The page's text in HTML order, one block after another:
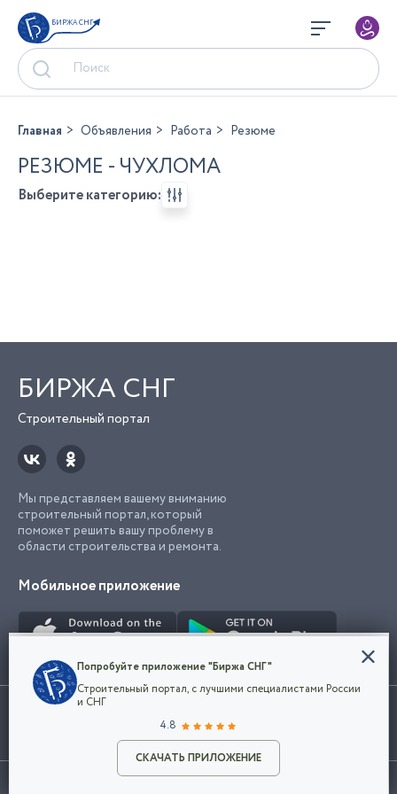
БИРЖА СНГ
Разместить объявление
Главная Объявления Работа Резюме
РЕЗЮМЕ - ЧУХЛОМА
Выберите категорию:
БИРЖА СНГ
Строительный портал
Мы представляем вашему вниманию
строительный портал, который
поможет решить вашу проблему в
области строительства и ремонта.
Мобильное приложение
Использование сайта, в том числе подача объявлений, означает
марки представленные на сайте являются собственностью их
©2026Биржа СНГ
Конфиденциальность
Мы используем файлы cookie, чтобы сделать
наш сайт удобным для каждого
Политикой конфиденциальности компании
и принимаете условия использования cookie.
Попробуйте приложение "Биржа СНГ"
Строительный портал, с лучшими специалистами России
и СНГ
4.8
СКАЧАТЬ ПРИЛОЖЕНИЕ